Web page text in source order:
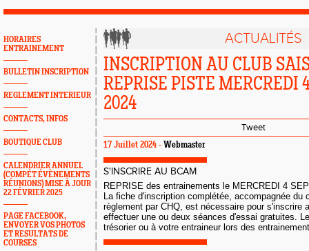
HORAIRES
ENTRAINEMENT
BULLETIN INSCRIPTION
REGLEMENT INTERIEUR
CONTACTS, INFOS
BOUTIQUE CLUB
CALENDRIER ANNUEL
(COMPÉT ÉVÈNEMENTS
RÉUNIONS) MISE À JOUR
22 FÉVRIER 2025
PAGE FACEBOOK,
ENVOYER VOS PHOTOS
ET RESULTATS DE
COURSES
ACTUALITÉS
INSCRIPTION AU CLUB
REPRISE PISTE MERCREDI
2024
Tweet
17 Juillet 2024 - Webmaster
S'INSCRIRE AU BCAM
REPRISE des entrainements le MERCREDI 4
La fiche d'inscription complétée, accompagnée du
règlement par CHQ, est nécessaire pour s'inscrire
effectuer une ou deux séances d'essai gratuites.
trésorier ou à votre entraineur lors des